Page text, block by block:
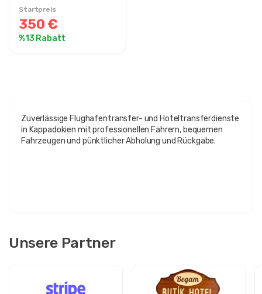
Startpreis
350 €
%13 Rabatt
Zuverlässige Flughafentransfer- und Hoteltransferdienste
in Kappadokien mit professionellen Fahrern, bequemen
Fahrzeugen und pünktlicher Abholung und Rückgabe.
Unsere Partner